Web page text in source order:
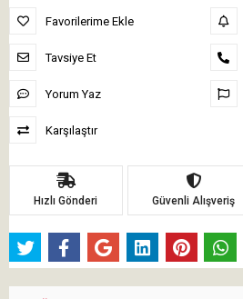
Favorilerime Ekle
Tavsiye Et
Yorum Yaz
Karşılaştır
Hızlı Gönderi Güvenli Alışveriş